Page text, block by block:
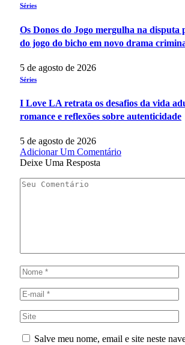
Séries
Os Donos do Jogo mergulha na disputa
do jogo do bicho em novo drama
5 de agosto de 2026
Séries
I Love LA retrata os desafios da vida
romance e reflexões sobre autenticidade
5 de agosto de 2026
Adicionar Um Comentário
Deixe Uma Resposta
Salve meu nome, email e site neste